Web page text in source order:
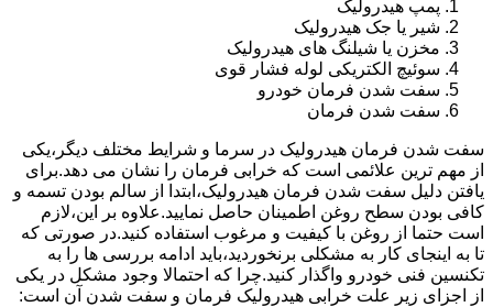
پمپ هیدرولیک
شیر یا جک هیدرولیک
مخزن یا شیلنگ های هیدرولیک
سوئیچ الکتریکی لوله فشار قوی
سفت شدن فرمان خودرو
سفت شدن فرمان
سفت شدن فرمان هیدرولیک در سرما و شرایط مختلف دیگر،یکی
از مهم ترین علائمی است که خرابی فرمان را نشان می دهد.برای
یافتن دلیل سفت شدن فرمان هیدرولیک،ابتدا از سالم بودن تسمه و
کافی بودن سطح روغن اطمینان حاصل نمایید.علاوه بر این،لازم
است حتما از روغن با کیفیت و مرغوب استفاده کنید.در صورتی که
تا به اینجای کار به مشکلی برنخوردید،باید ادامه بررسی ها را به
تکنسین فنی خودرو واگذار کنید.چرا که احتمالا وجود مشکل در یکی
از اجزای زیر علت خرابی هیدرولیک فرمان و سفت شدن آن است: